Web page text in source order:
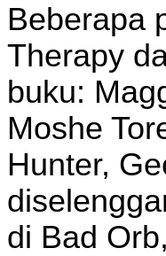
Beberapa
Therapy
buku:
Moshe
Hunter,
di Bad